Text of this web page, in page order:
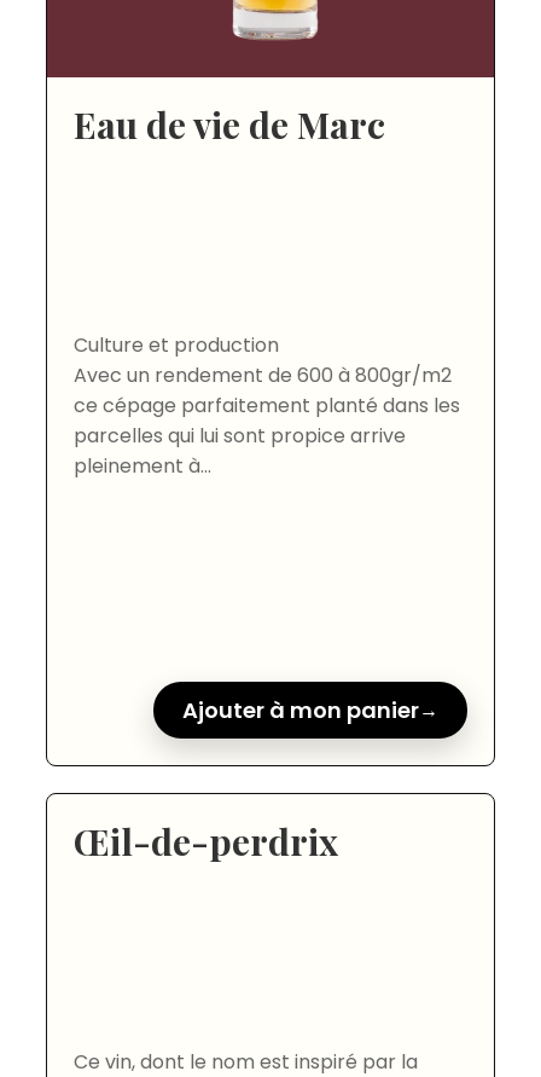
Eau de vie de Marc
Culture et production
Avec un rendement de 600 à 800gr/m2
ce cépage parfaitement planté dans les
parcelles qui lui sont propice arrive
pleinement à...
Ajouter à mon panier
Œil-de-perdrix
Ce vin, dont le nom est inspiré par la